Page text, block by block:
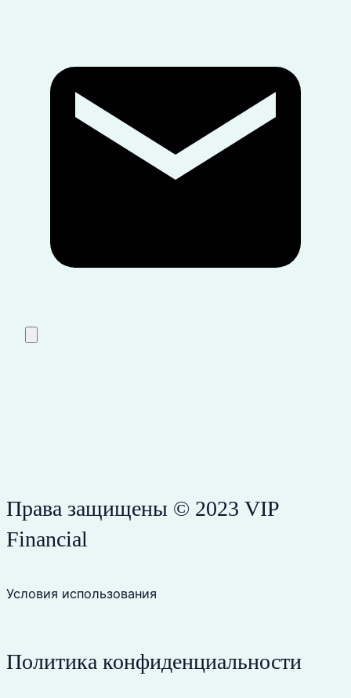
Права защищены © 2023 VIP
Financial
Условия использования
Политика конфиденциальности